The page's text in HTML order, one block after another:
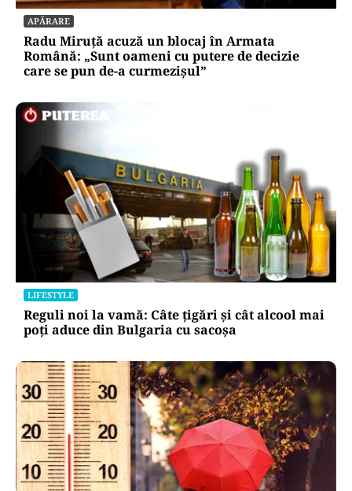
APĂRARE
Radu Miruță acuză un blocaj în Armata
Română: „Sunt oameni cu putere de decizie
care se pun de-a curmezișul”
LIFESTYLE
Reguli noi la vamă: Câte țigări și cât alcool mai
poți aduce din Bulgaria cu sacoșa